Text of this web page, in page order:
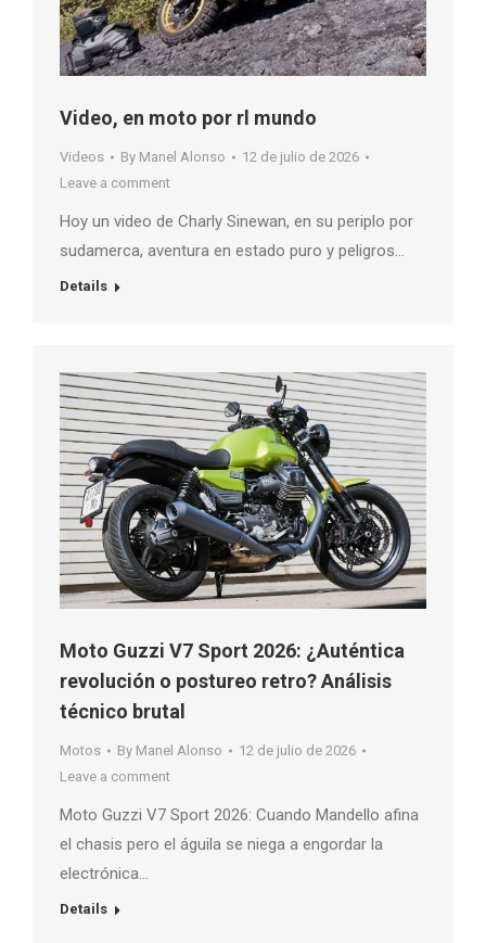
Video, en moto por rl mundo
Videos By Manel Alonso
12 de julio de 2026
Leave a comment
Hoy un video de Charly Sinewan, en su periplo por
sudamerca, aventura en estado puro y peligros…
Details
Moto Guzzi V7 Sport 2026: ¿Auténtica
revolución o postureo retro? Análisis
técnico brutal
Motos By Manel Alonso
12 de julio de 2026
Leave a comment
Moto Guzzi V7 Sport 2026: Cuando Mandello afina
el chasis pero el águila se niega a engordar la
electrónica…
Details